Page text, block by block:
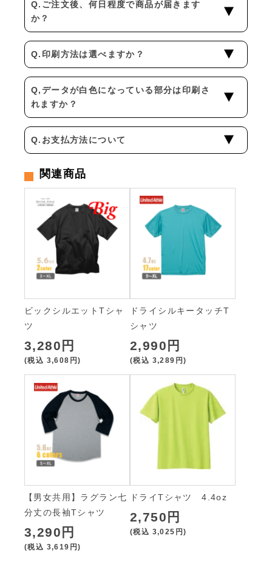
Q.ご注文後、何日程度で商品が届きます
か？
Q.印刷方法は選べますか？
Q,データが白色になっている部分は印刷さ
れますか？
Q.お支払方法について
関連商品
ビックシルエットTシャ
ツ
3,280円
(税込 3,608円)
ドライシルキータッチT
シャツ
2,990円
(税込 3,289円)
【男女共用】ラグラン七
分丈の長袖Tシャツ
3,290円
(税込 3,619円)
ドライTシャツ 4.4oz
2,750円
(税込 3,025円)